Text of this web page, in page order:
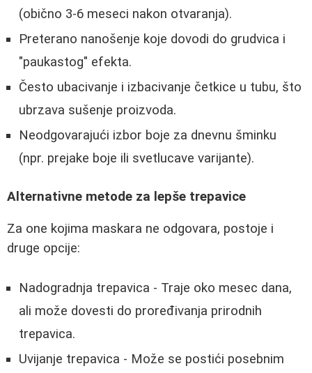
(obično 3-6 meseci nakon otvaranja).
Preterano nanošenje koje dovodi do grudvica i
"paukastog" efekta.
Često ubacivanje i izbacivanje četkice u tubu, što
ubrzava sušenje proizvoda.
Neodgovarajući izbor boje za dnevnu šminku
(npr. prejake boje ili svetlucave varijante).
Alternativne metode za lepše trepavice
Za one kojima maskara ne odgovara, postoje i
druge opcije:
Nadogradnja trepavica - Traje oko mesec dana,
ali može dovesti do proređivanja prirodnih
trepavica.
Uvijanje trepavica - Može se postići posebnim